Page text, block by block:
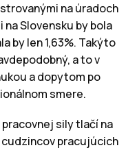
na úradoch
Slovensku by bola
by len 1,63%. Takýto
a to v
a dopytom po
smere.
sily tlačí na
pracujúcich